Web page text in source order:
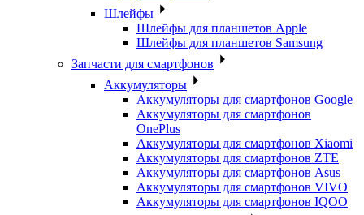
Шлейфы
Шлейфы для планшетов Apple
Шлейфы для планшетов Samsung
Запчасти для смартфонов
Аккумуляторы
Аккумуляторы для смартфонов Google
Аккумуляторы для смартфонов
OnePlus
Аккумуляторы для смартфонов Xiaomi
Аккумуляторы для смартфонов ZTE
Аккумуляторы для cмартфонов Asus
Аккумуляторы для смартфонов VIVO
Аккумуляторы для смартфонов IQOO